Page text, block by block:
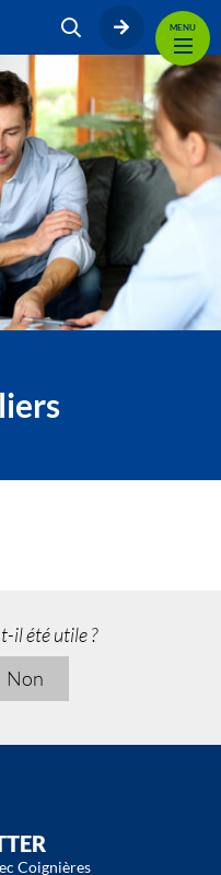
MENU
il été utile ?
Non
Coignières